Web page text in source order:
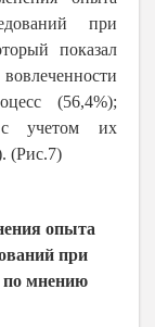
при
показал
(56,4%);
с учетом их
(Рис.7)
опыта
при
по мнению